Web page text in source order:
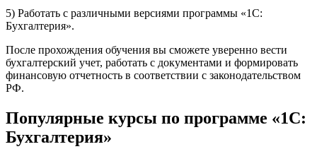
5) Работать с различными версиями программы «1С:
Бухгалтерия».
После прохождения обучения вы сможете уверенно вести
бухгалтерский учет, работать с документами и формировать
финансовую отчетность в соответствии с законодательством
РФ.
Популярные курсы по программе «1С:
Бухгалтерия»